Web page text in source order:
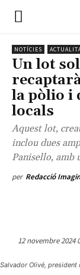
NOTÍCIES
Un lot
la pòlio i
locals
Aquest lot,
inclou dues
Panisello, amb
per Redacció
12 novembre 2024
Salvador Olivé, president